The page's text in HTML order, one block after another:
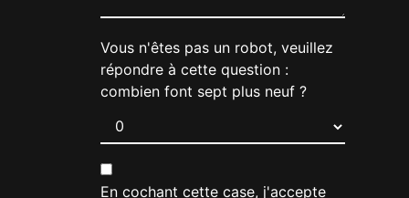
Vous n'êtes pas un robot, veuillez
répondre à cette question :
combien font sept plus neuf ?
En cochant cette case, j'accepte